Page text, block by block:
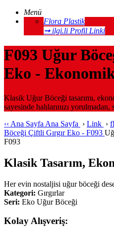
Menü
Flora Plastik
➞ ilgi.li Profil Linki
F093 Uğur
Eko -
Klasik Uğur Böceği tasarımı,
sayesinde halılarınızı
‹‹ Ana Sayfa Ana Sayfa › Link ›
Böceği Çiftli Gırgır Eko - F093
F093
Klasik Tasarım,
Her evin nostaljisi uğur böceği
Kategori: Gırgırlar
Seri: Eko Uğur Böceği
Kolay Alışveriş: